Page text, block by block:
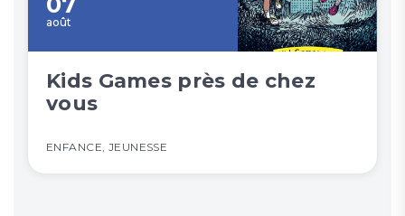
août
Kids Games près de chez
vous
ENFANCE, JEUNESSE